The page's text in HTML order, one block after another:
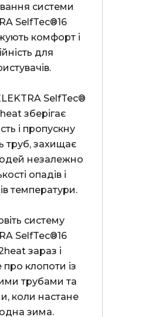
системи
SelfTec®16
комфорт і
для
SelfTec®
зберігає
і пропускну
труб, захищає
незалежно
опадів і
температури.
систему
SelfTec®16
зараз і
про клопоти із
трубами та
коли настане